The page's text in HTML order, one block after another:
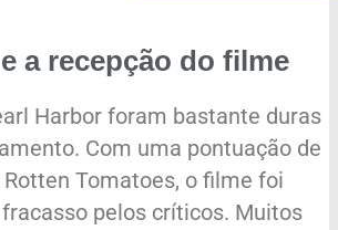
a recepção do filme
Harbor foram bastante duras
Com uma pontuação de
Rotten Tomatoes, o filme foi
pelos críticos. Muitos